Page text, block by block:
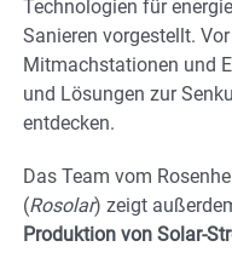
Technologien für
Sanieren vorgestellt.
Mitmachstationen und
und Lösungen zur
entdecken.
Das Team vom
(Rosolar) zeigt
Produktion von Solar-